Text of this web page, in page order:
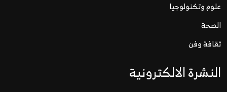
علوم وتكنولوجيا
الصحة
ثقافة وفن
النشرة الالكترونية